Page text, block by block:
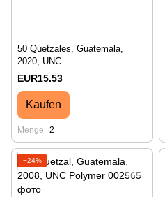
50 Quetzales, Guatemala,
2020, UNC
EUR15.53
Kaufen
Menge 2
−24%